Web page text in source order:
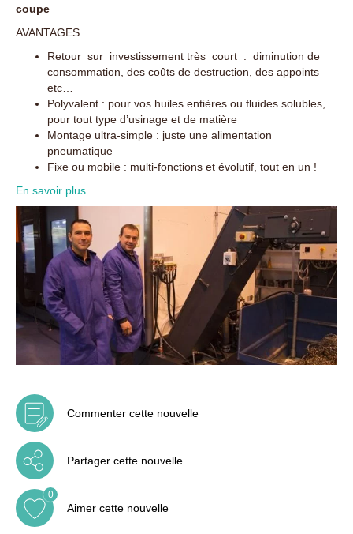
coupe
AVANTAGES
Retour sur investissement très court : diminution de
consommation, des coûts de destruction, des appoints
etc…
Polyvalent : pour vos huiles entières ou fluides solubles,
pour tout type d’usinage et de matière
Montage ultra-simple : juste une alimentation
pneumatique
Fixe ou mobile : multi-fonctions et évolutif, tout en un !
En savoir plus.
Commenter cette nouvelle
Partager cette nouvelle
Aimer cette nouvelle
0